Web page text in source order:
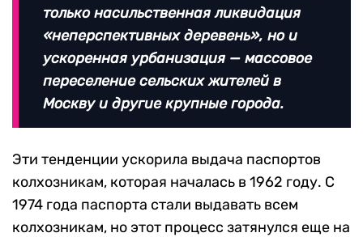
только насильственная ликвидация
«неперспективных деревень», но и
ускоренная урбанизация — массовое
переселение сельских жителей в
Москву и другие крупные города.
Эти тенденции ускорила выдача паспортов
колхозникам, которая началась в 1962 году. С
1974 года паспорта стали выдавать всем
колхозникам, но этот процесс затянулся еще на